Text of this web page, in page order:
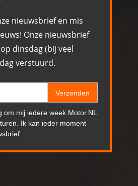
nieuwsbrief en mis
Onze nieuwsbrief
dinsdag (bij veel
verstuurd.
Verzenden
om mij iedere week Motor.NL
Ik kan ieder moment